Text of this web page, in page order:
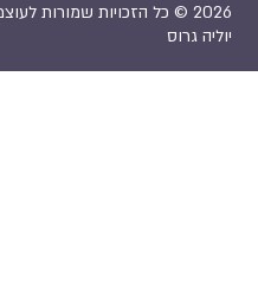
2026 © כל הזכויות שמורות לעוצמה –
גרוס